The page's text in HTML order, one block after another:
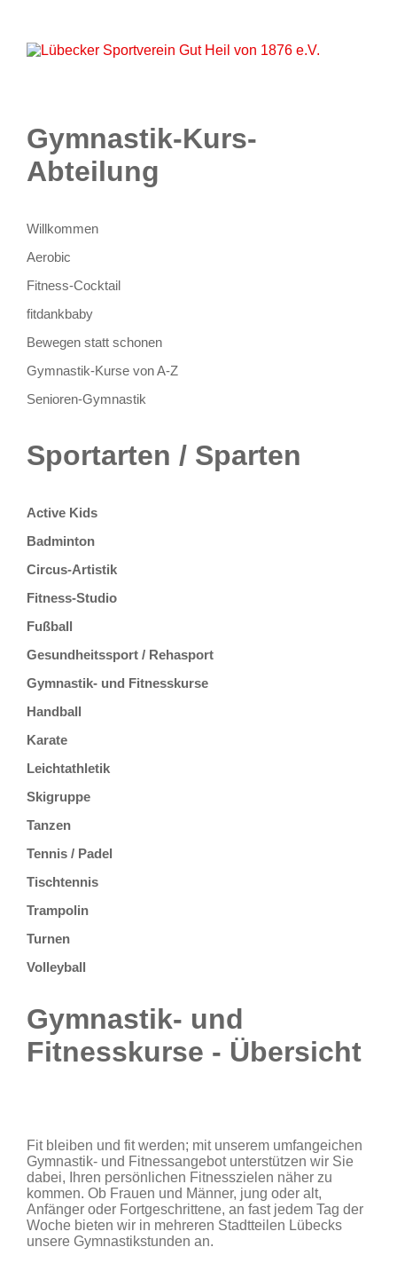
Gymnastik-Kurs-
Abteilung
Willkommen
Aerobic
Fitness-Cocktail
fitdankbaby
Bewegen statt schonen
Gymnastik-Kurse von A-Z
Senioren-Gymnastik
Sportarten / Sparten
Active Kids
Badminton
Circus-Artistik
Fitness-Studio
Fußball
Gesundheitssport / Rehasport
Gymnastik- und Fitnesskurse
Handball
Karate
Leichtathletik
Skigruppe
Tanzen
Tennis / Padel
Tischtennis
Trampolin
Turnen
Volleyball
Gymnastik- und
Fitnesskurse - Übersicht
Fit bleiben und fit werden; mit unserem umfangeichen
Gymnastik- und Fitnessangebot unterstützen wir Sie
dabei, Ihren persönlichen Fitnesszielen näher zu
kommen. Ob Frauen und Männer, jung oder alt,
Anfänger oder Fortgeschrittene, an fast jedem Tag der
Woche bieten wir in mehreren Stadtteilen Lübecks
unsere Gymnastikstunden an.